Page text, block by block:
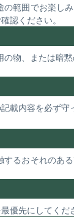
範囲でお楽し
認ください。
物、または暗
載内容を必ず守
るおそれのあ
優先にしてくだ